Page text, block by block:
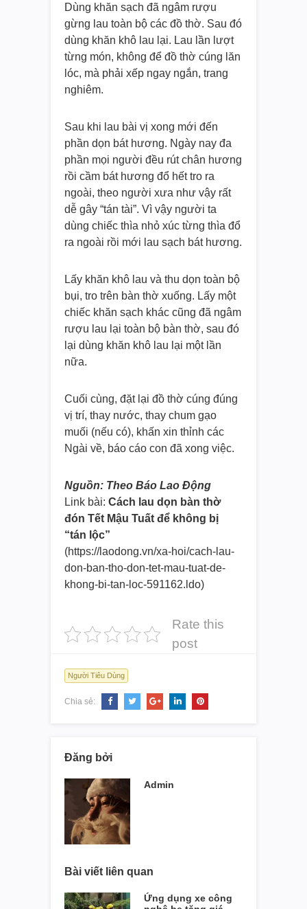
Dùng khăn sạch đã ngâm rượu
gừng lau toàn bộ các đồ thờ. Sau đó
dùng khăn khô lau lại. Lau lần lượt
từng món, không để đồ thờ cúng lăn
lóc, mà phải xếp ngay ngắn, trang
nghiêm.
Sau khi lau bài vị xong mới đến
phần dọn bát hương. Ngày nay đa
phần mọi người đều rút chân hương
rồi cầm bát hương đổ hết tro ra
ngoài, theo người xưa như vậy rất
dễ gây “tán tài”. Vì vậy người ta
dùng chiếc thìa nhỏ xúc từng thìa đổ
ra ngoài rồi mới lau sạch bát hương.
Lấy khăn khô lau và thu dọn toàn bộ
bụi, tro trên bàn thờ xuống. Lấy một
chiếc khăn sạch khác cũng đã ngâm
rượu lau lại toàn bộ bàn thờ, sau đó
lại dùng khăn khô lau lại một lần
nữa.
Cuối cùng, đặt lại đồ thờ cúng đúng
vị trí, thay nước, thay chum gạo
muối (nếu có), khấn xin thỉnh các
Ngài về, báo cáo con đã xong việc.
Nguồn: Theo Báo Lao Động
Link bài: Cách lau dọn bàn thờ
đón Tết Mậu Tuất để không bị
“tán lộc”
(https://laodong.vn/xa-hoi/cach-lau-
don-ban-tho-don-tet-mau-tuat-de-
khong-bi-tan-loc-591162.ldo)
Rate this
post
Người Tiêu Dùng
Chia sẻ:
Đăng bởi
Admin
Bài viết liên quan
Ứng dụng xe công